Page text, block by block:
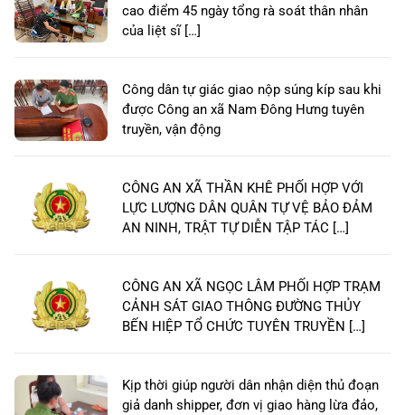
cao điểm 45 ngày tổng rà soát thân nhân
của liệt sĩ […]
Công dân tự giác giao nộp súng kíp sau khi
được Công an xã Nam Đông Hưng tuyên
truyền, vận động
CÔNG AN XÃ THẦN KHÊ PHỐI HỢP VỚI
LỰC LƯỢNG DÂN QUÂN TỰ VỆ BẢO ĐẢM
AN NINH, TRẬT TỰ DIỄN TẬP TÁC […]
CÔNG AN XÃ NGỌC LÂM PHỐI HỢP TRẠM
CẢNH SÁT GIAO THÔNG ĐƯỜNG THỦY
BẾN HIỆP TỔ CHỨC TUYÊN TRUYỀN […]
Kịp thời giúp người dân nhận diện thủ đoạn
giả danh shipper, đơn vị giao hàng lừa đảo,